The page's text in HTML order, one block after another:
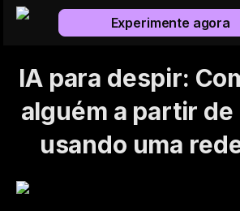
Experimente agora
IA para despir:
alguém a partir
usando uma